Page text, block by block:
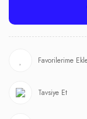
Tavsiye Et